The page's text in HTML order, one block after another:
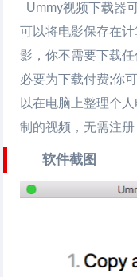
Ummy视频下载器
可以将电影保存在
影，你不需要下载
必要为下载付费;你
以在电脑上整理个
制的视频，无需注册
软件截图